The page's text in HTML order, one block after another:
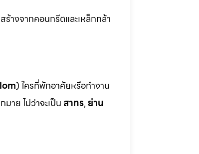
างจากคอนกรีตและเหล็กกล้า
) ใครที่พักอาศัยหรือทำงาน
าย ไม่ว่าจะเป็น สาทร, ย่าน